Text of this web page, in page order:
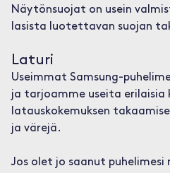
Näytönsuojat on usein
lasista luotettavan suojan
Laturi
Useimmat Samsung-
ja tarjoamme useita erilaisia
latauskokemuksen
ja värejä.
Jos olet jo saanut puhelimesi